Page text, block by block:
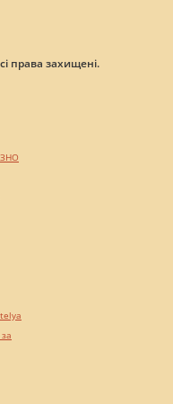
права захищені.